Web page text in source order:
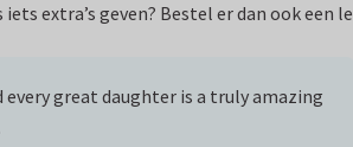
extra’s geven? Bestel er dan ook een
every great daughter is a truly amazing